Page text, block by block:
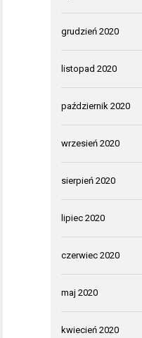
grudzień 2020
listopad 2020
październik 2020
wrzesień 2020
sierpień 2020
lipiec 2020
czerwiec 2020
maj 2020
kwiecień 2020